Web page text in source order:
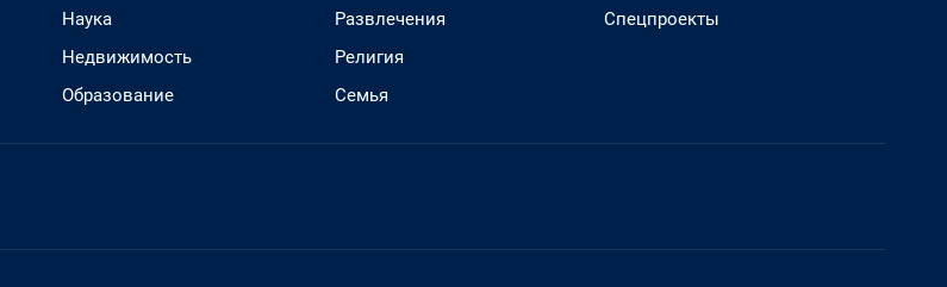
Наука
Недвижимость
Образование
Развлечения
Религия
Семья
Спецпроекты